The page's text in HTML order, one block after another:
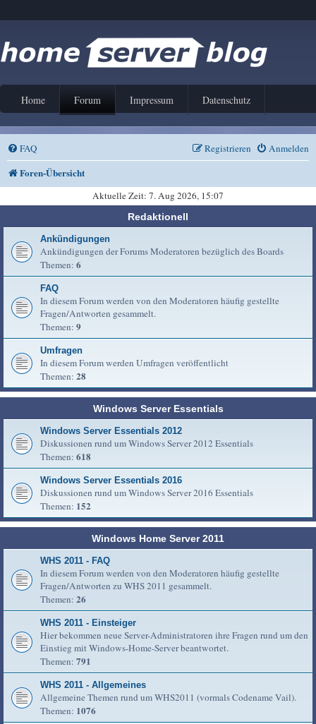
Home Forum Impressum Datenschutz
FAQ Anmelden
Registrieren
Foren-Übersicht
Aktuelle Zeit: 7. Aug 2026, 15:07
Redaktionell
Ankündigungen
Ankündigungen der Forums Moderatoren bezüglich des Boards
Themen: 6
FAQ
In diesem Forum werden von den Moderatoren häufig gestellte
Fragen/Antworten gesammelt.
Themen: 9
Umfragen
In diesem Forum werden Umfragen veröffentlicht
Themen: 28
Windows Server Essentials
Windows Server Essentials 2012
Diskussionen rund um Windows Server 2012 Essentials
Themen: 618
Windows Server Essentials 2016
Diskussionen rund um Windows Server 2016 Essentials
Themen: 152
Windows Home Server 2011
WHS 2011 - FAQ
In diesem Forum werden von den Moderatoren häufig gestellte
Fragen/Antworten zu WHS 2011 gesammelt.
Themen: 26
WHS 2011 - Einsteiger
Hier bekommen neue Server-Administratoren ihre Fragen rund um den
Einstieg mit Windows-Home-Server beantwortet.
Themen: 791
WHS 2011 - Allgemeines
Allgemeine Themen rund um WHS2011 (vormals Codename Vail).
Themen: 1076